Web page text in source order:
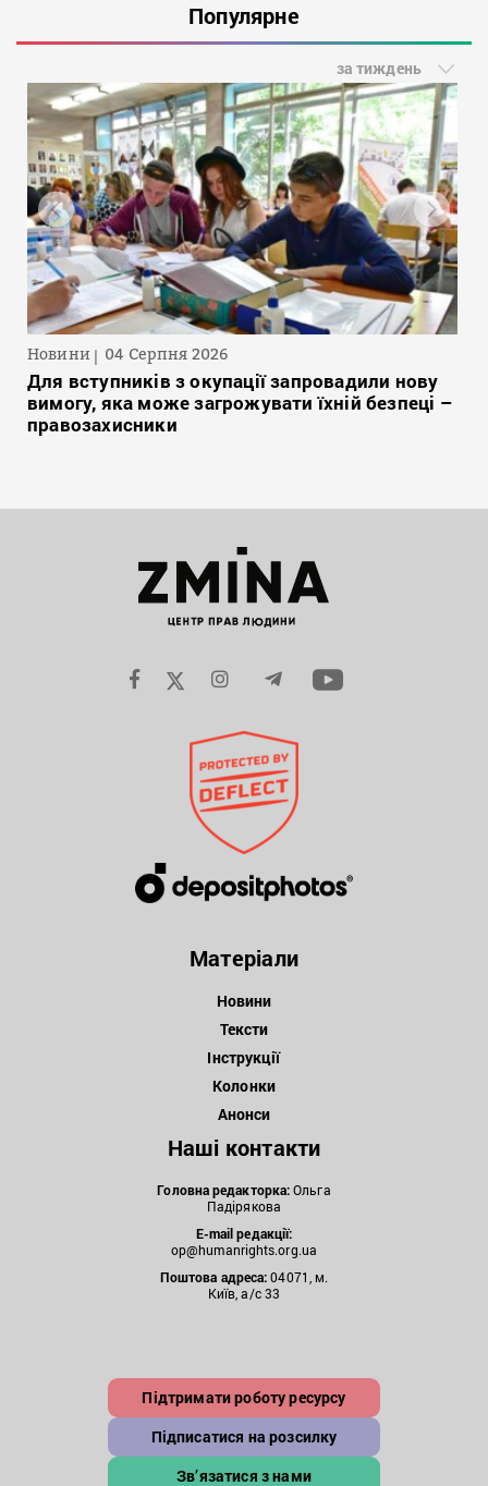
Популярне
за тиждень
Новини 04 Серпня 2026
Для вступників з окупації запровадили нову
вимогу, яка може загрожувати їхній безпеці –
правозахисники
Матеріали
Новини
Тексти
Інструкції
Колонки
Анонси
Наші контакти
Головна редакторка:Ольга
Падірякова
E-mail редакції:
op@humanrights.org.ua
Поштова адреса:04071, м.
Київ, а/с 33
Підтримати роботу ресурсу
Підписатися на розсилку
Зв’язатися з нами